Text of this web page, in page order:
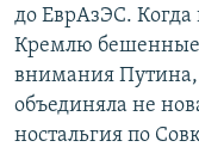
до ЕврАзЭС.
Кремлю бешенные
внимания Путина,
объединяла не
ностальгия по